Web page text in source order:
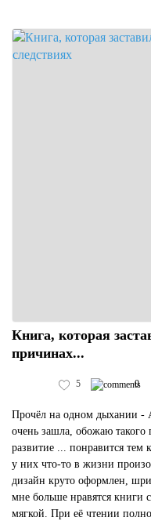
Книга, которая
причинах...
5 0
Прочёл на одном дыхании -
очень зашла, обожаю такого
развитие ... понравится тем
у них что-то в жизни
дизайн круто оформлен,
мне больше нравятся книги
мягкой. При её чтении